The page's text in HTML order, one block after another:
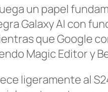
un papel
Galaxy AI con
que Google
Magic Editor y
ligeramente al